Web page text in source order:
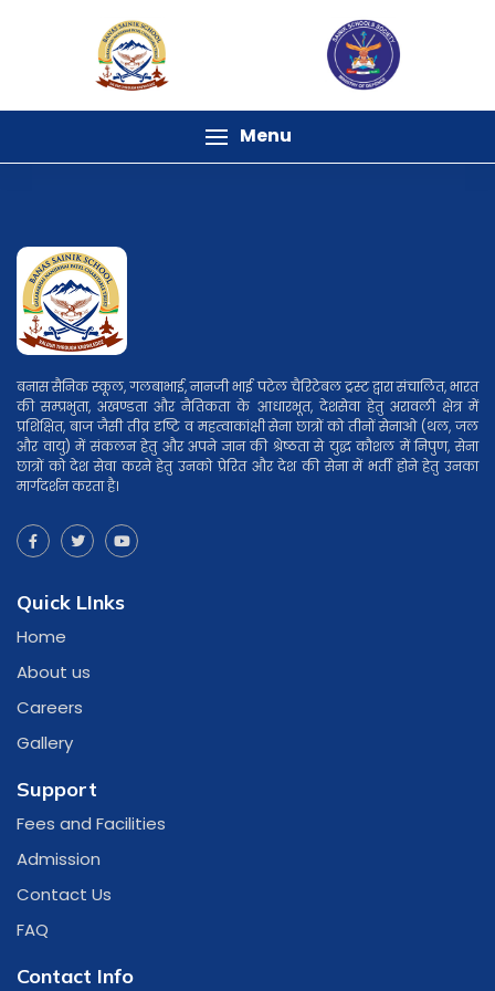
Menu
बनास सैनिक स्कूल, गलबाभाई, नानजी भाई पटेल चैरिटेबल ट्रस्ट द्वारा संचालित, भारत
की सम्प्रभुता, अखण्डता और नैतिकता के आधारभूत, देशसेवा हेतु अरावली क्षेत्र में
प्रशिक्षित, बाज जैसी तीव्र दृष्टि व महत्वाकांक्षी सेना छात्रों को तीनों सेनाओ (थल, जल
और वायु) में संकलन हेतु और अपने ज्ञान की श्रेष्ठता से युद्ध कौशल में निपुण, सेना
छात्रों को देश सेवा करने हेतु उनको प्रेरित और देश की सेना में भर्ती होने हेतु उनका
मार्गदर्शन करता है।
Quick LInks
Home
About us
Careers
Gallery
Support
Fees and Facilities
Admission
Contact Us
FAQ
Contact Info